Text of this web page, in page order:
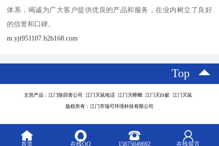
体系，竭诚为广大客户提供优良的产品和服务，在业内树立了良好
的信誉和口碑。
m.yjt951107.b2b168.com
Top
主营产品：江门除四害公司 江门灭鼠电话 江门灭蟑螂 江门灭白蚁 江门灭鼠
版权所有：江门市瑞可环境科技有限公司
首页 在线QQ 15875049692 在线留言